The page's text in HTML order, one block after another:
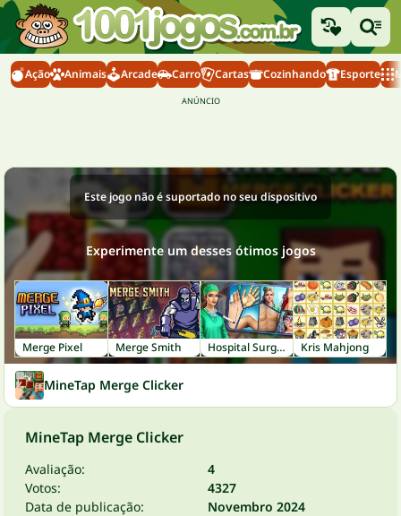
Ação Animais Arcade Carro Cartas Cozinhando Esporte
Este jogo não é suportado no seu dispositivo
Experimente um desses ótimos jogos
Merge Pixel Merge Smith Hospital Surgeon: Doctor Game Kris Mahjong
MineTap Merge Clicker
MineTap Merge Clicker
Avaliação:
4
Votos:
4327
Data de publicação:
Novembro 2024